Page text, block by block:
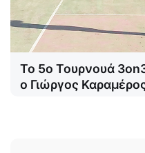
Το 5ο Τουρνουά
ο Γιώργος